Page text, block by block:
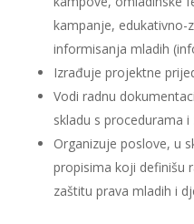
kampanje, edukativno-
informisanja mladih
Izrađuje projektne
Vodi radnu
skladu s procedurama
Organizuje poslove, u
propisima koji definišu
zaštitu prava mladih i